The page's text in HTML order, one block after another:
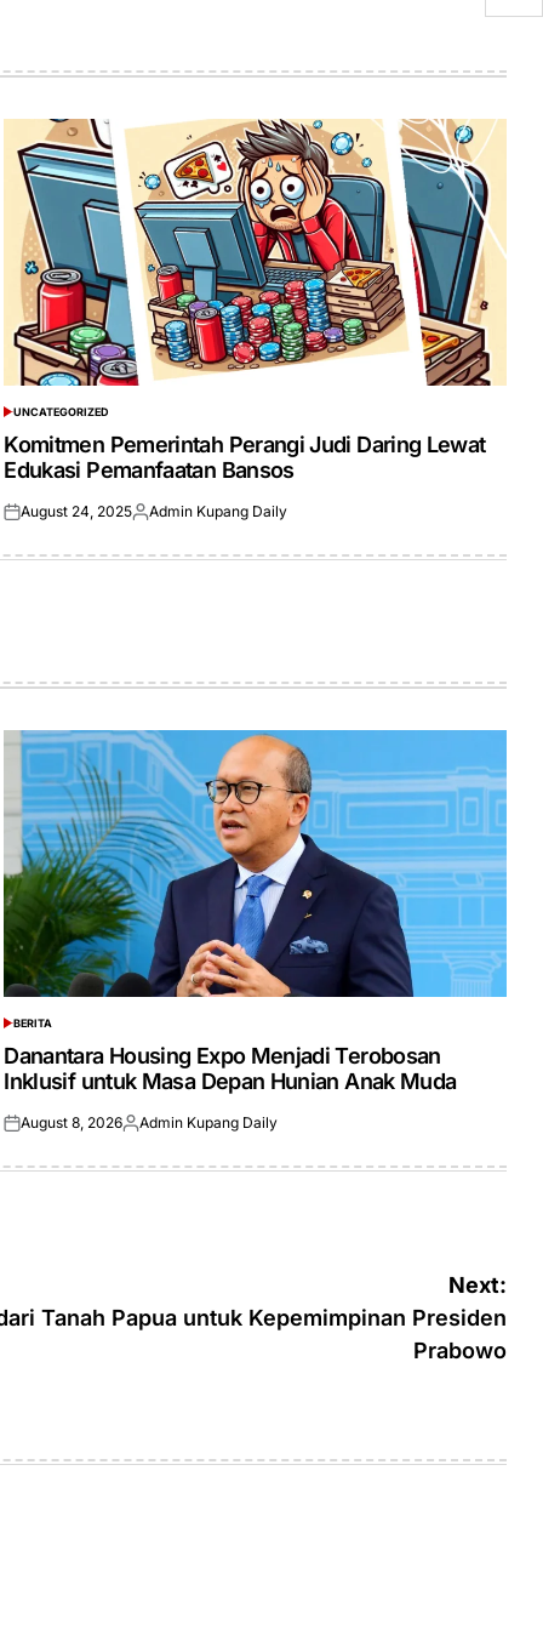
POSTED
IN
UNCATEGORIZED
Komitmen Pemerintah Perangi Judi Daring Lewat
Edukasi Pemanfaatan Bansos
Posted
August 24, 2025Posted
Admin Kupang Daily
POSTED
IN
BERITA
Danantara Housing Expo Menjadi Terobosan
Inklusif untuk Masa Depan Hunian Anak Muda
Posted
August 8, 2026Posted
Admin Kupang Daily
Next:
Tanah Papua untuk Kepemimpinan Presiden
Prabowo